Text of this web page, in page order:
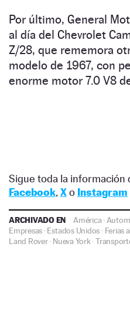
Por último, General
al día del Chevrolet
Z/28, que rememora
modelo de 1967, con
enorme motor 7.0 V8
Sigue toda la información
Facebook, Xo Instagram
ARCHIVADO EN América·
Empresas ·Estados Unidos · Ferias
Land Rover· Nueva York ·